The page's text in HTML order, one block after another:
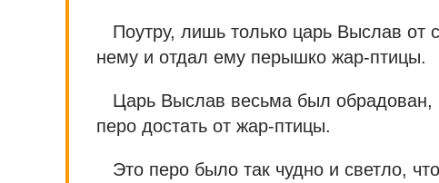
Поутру, лишь только царь Выслав от
нему и отдал ему перышко жар-птицы.
Царь Выслав весьма был обрадован,
перо достать от жар-птицы.
Это перо было так чудно и светло,